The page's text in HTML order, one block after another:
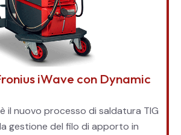
iWave con Dynamic
il nuovo processo di saldatura TIG
gestione del filo di apporto in